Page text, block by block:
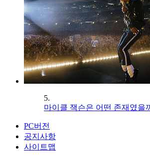
5.
마이클 잭슨은 어떤 존재였을
PC버전
공지사항
사이트맵